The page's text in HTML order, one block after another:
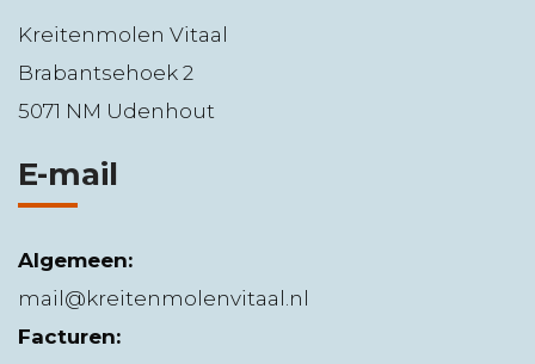
Kreitenmolen Vitaal
Brabantsehoek 2
5071 NM Udenhout
E-mail
Algemeen:
mail@kreitenmolenvitaal.nl
Facturen: